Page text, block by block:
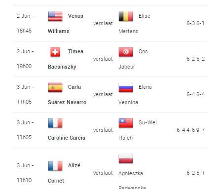
2 Jun -
18h45
Venus
Williams
verslaat
Elise
Mertens
6-3 6-1
2 Jun -
19h00
Timea
Bacsinszky
verslaat
Ons
Jabeur
6-2 6-2
3 Jun -
11h05
Carla
Suárez Navarro
verslaat
Elena
Vesnina
6-4 6-4
3 Jun -
11h05
Caroline Garcia
verslaat
Su-Wei
Hsieh
6-4 4-6 9-7
3 Jun -
11h10
Alizé
Cornet
verslaat
Agnieszka
6-2 6-1